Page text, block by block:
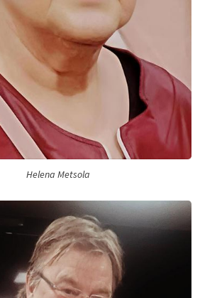
Helena Metsola